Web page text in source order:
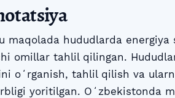
maqolada hududlarda
omillar tahlil qilingan.
oʻrganish, tahlil qilish va
yoritilgan. Oʻzbekistonda